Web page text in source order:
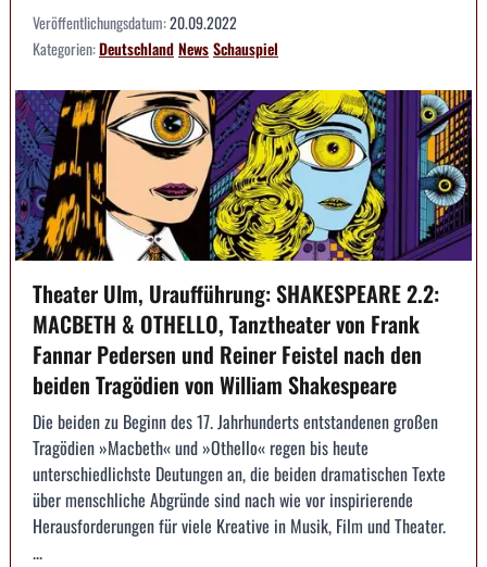
Veröffentlichungsdatum:20.09.2022
Kategorien:DeutschlandNewsSchauspiel
Theater Ulm, Uraufführung: SHAKESPEARE 2.2:
MACBETH & OTHELLO, Tanztheater von Frank
Fannar Pedersen und Reiner Feistel nach den
beiden Tragödien von William Shakespeare
Die beiden zu Beginn des 17. Jahrhunderts entstandenen großen
Tragödien »Macbeth« und »Othello« regen bis heute
unterschiedlichste Deutungen an, die beiden dramatischen Texte
über menschliche Abgründe sind nach wie vor inspirierende
Herausforderungen für viele Kreative in Musik, Film und Theater.
...